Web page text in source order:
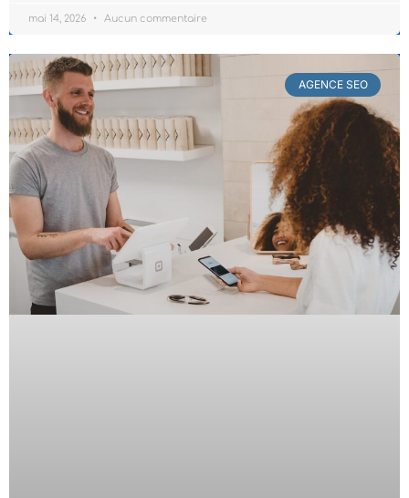
mai 14, 2026 Aucun commentaire
AGENCE SEO